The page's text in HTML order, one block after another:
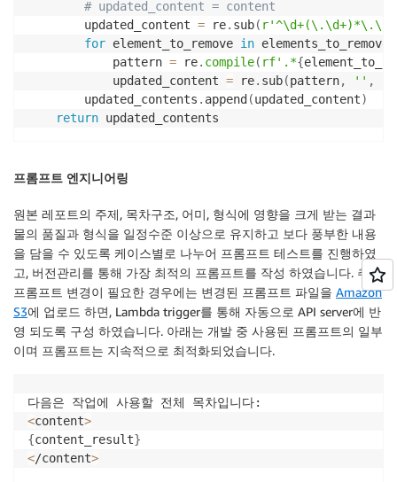
# updated_content = content
        updated_content
= re. sub(
for element_to_remove in elements_to_remove
            pattern
= re. compile( rf'.*{
            updated_content
= re. sub(pattern, '' ,
        updated_contents
. append (updated_content)
return updated_contents
프롬프트 엔지니어링
원본 레포트의 주제, 목차구조, 어미, 형식에 영향을 크게 받는 결과
물의 품질과 형식을 일정수준 이상으로 유지하고 보다 풍부한 내용
을 담을 수 있도록 케이스별로 나누어 프롬프트 테스트를 진행하였
고, 버전관리를 통해 가장 최적의 프롬프트를 작성 하였습니다. 추후
프롬프트 변경이 필요한 경우에는 변경된 프롬프트 파일을 Amazon
S3에 업로드 하면, Lambda trigger를 통해 자동으로 API server에 반
영 되도록 구성 하였습니다. 아래는 개발 중 사용된 프롬프트의 일부
이며 프롬프트는 지속적으로 최적화되었습니다.
<content>
{content_result}
</content>